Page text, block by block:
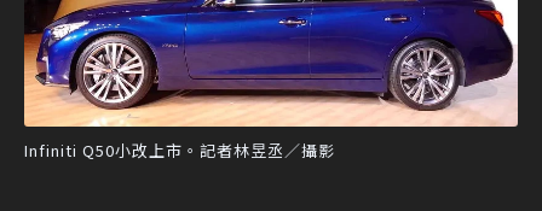
Infiniti Q50小改上市。記者林昱丞／攝影